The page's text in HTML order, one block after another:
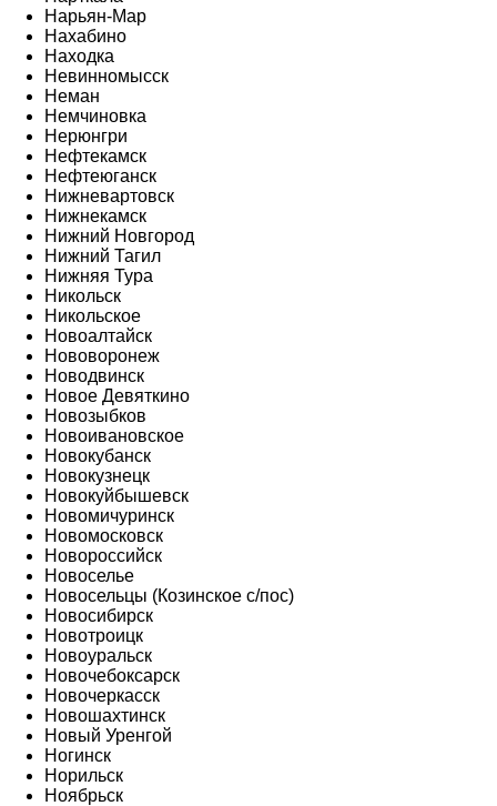
Нарьян-Мар
Нахабино
Находка
Невинномысск
Неман
Немчиновка
Нерюнгри
Нефтекамск
Нефтеюганск
Нижневартовск
Нижнекамск
Нижний Новгород
Нижний Тагил
Нижняя Тура
Никольск
Никольское
Новоалтайск
Нововоронеж
Новодвинск
Новое Девяткино
Новозыбков
Новоивановское
Новокубанск
Новокузнецк
Новокуйбышевск
Новомичуринск
Новомосковск
Новороссийск
Новоселье
Новосельцы (Козинское с/пос)
Новосибирск
Новотроицк
Новоуральск
Новочебоксарск
Новочеркасск
Новошахтинск
Новый Уренгой
Ногинск
Норильск
Ноябрьск